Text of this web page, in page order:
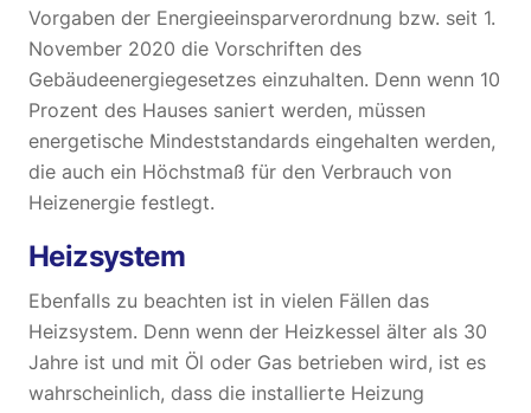
Vorgaben der Energieeinsparverordnung bzw. seit 1.
November 2020 die Vorschriften des
Gebäudeenergiegesetzes einzuhalten. Denn wenn 10
Prozent des Hauses saniert werden, müssen
energetische Mindeststandards eingehalten werden,
die auch ein Höchstmaß für den Verbrauch von
Heizenergie festlegt.
Heizsystem
Ebenfalls zu beachten ist in vielen Fällen das
Heizsystem. Denn wenn der Heizkessel älter als 30
Jahre ist und mit Öl oder Gas betrieben wird, ist es
wahrscheinlich, dass die installierte Heizung